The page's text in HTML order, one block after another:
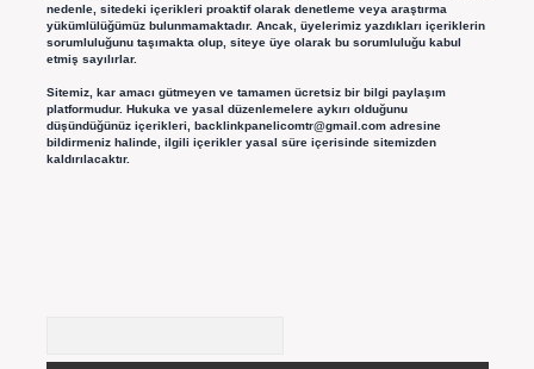
nedenle, sitedeki içerikleri proaktif olarak denetleme veya araştırma
yükümlülüğümüz bulunmamaktadır. Ancak, üyelerimiz yazdıkları içeriklerin
sorumluluğunu taşımakta olup, siteye üye olarak bu sorumluluğu kabul
etmiş sayılırlar.
Sitemiz, kar amacı gütmeyen ve tamamen ücretsiz bir bilgi paylaşım
platformudur. Hukuka ve yasal düzenlemelere aykırı olduğunu
düşündüğünüz içerikleri, backlinkpanelicomtr@gmail.comadresine
bildirmeniz halinde, ilgili içerikler yasal süre içerisinde sitemizden
kaldırılacaktır.